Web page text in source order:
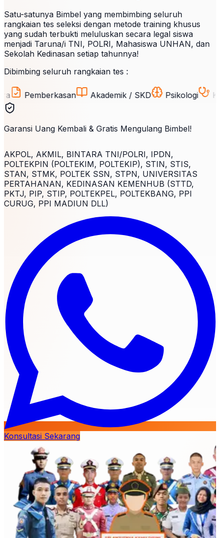
Satu-satunya Bimbel yang membimbing seluruh
rangkaian tes seleksi dengan metode training khusus
yang sudah terbukti meluluskan secara legal siswa
menjadi Taruna/i TNI, POLRI, Mahasiswa UNHAN, dan
Sekolah Kedinasan setiap tahunnya!
Dibimbing seluruh rangkaian tes :
Akademik / SKD Psikologi
Garansi Uang Kembali & Gratis Mengulang Bimbel!
AKPOL, AKMIL, BINTARA TNI/POLRI, IPDN,
POLTEKPIN (POLTEKIM, POLTEKIP), STIN, STIS,
STAN, STMK, POLTEK SSN, STPN, UNIVERSITAS
PERTAHANAN, KEDINASAN KEMENHUB (STTD,
PKTJ, PIP, STIP, POLTEKPEL, POLTEKBANG, PPI
CURUG, PPI MADIUN DLL)
Konsultasi Sekarang